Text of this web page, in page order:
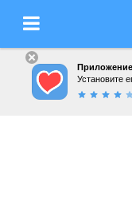
Приложение
Установите